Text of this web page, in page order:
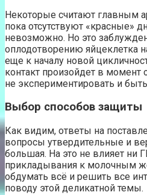
Некоторые считают главным
пока отсутствуют «красные»
невозможно. Но это
оплодотворению яйцеклетка
еще к началу новой
контакт произойдет в
не экспериментировать и
Выбор способов защиты
Как видим, ответы на
вопросы утвердительные и
большая. На это не влияет ни
прикладывания к молочным
обдумать всё и решить все
поводу этой деликатной темы.